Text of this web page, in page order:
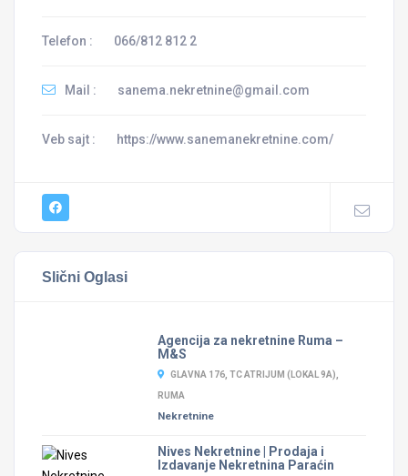
Telefon : 066/812 812 2
Mail : sanema.nekretnine@gmail.com
Veb sajt : https://www.sanemanekretnine.com/
Slični Oglasi
Agencija za nekretnine Ruma –
M&S
GLAVNA 176, TC ATRIJUM (LOKAL 9A),
RUMA
Nekretnine
Nives Nekretnine | Prodaja i
Izdavanje Nekretnina Paraćin